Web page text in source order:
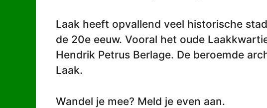
Laak heeft opvallend veel historische
de 20e eeuw. Vooral het oude
Hendrik Petrus Berlage. De beroemde
Laak.
Wandel je mee? Meld je even aan.